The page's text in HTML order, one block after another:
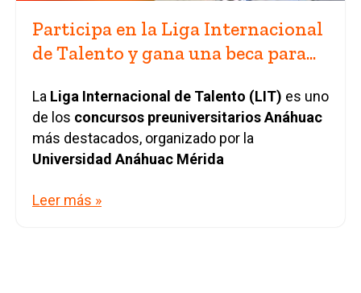
Participa en la Liga Internacional
de Talento y gana una beca para...
La Liga Internacional de Talento (LIT) es uno
de los concursos preuniversitarios Anáhuac
más destacados, organizado por la
Universidad Anáhuac Mérida
Leer más »